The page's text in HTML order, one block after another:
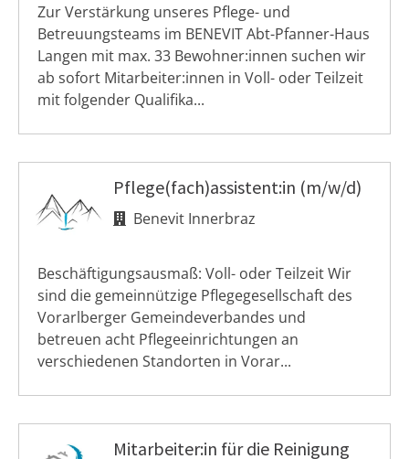
Zur Verstärkung unseres Pflege- und
Betreuungsteams im BENEVIT Abt-Pfanner-Haus
Langen mit max. 33 Bewohner:innen suchen wir
ab sofort Mitarbeiter:innen in Voll- oder Teilzeit
mit folgender Qualifika...
Pflege(fach)assistent:in (m/w/d)
Benevit Innerbraz
Beschäftigungsausmaß: Voll- oder Teilzeit Wir
sind die gemeinnützige Pflegegesellschaft des
Vorarlberger Gemeindeverbandes und
betreuen acht Pflegeeinrichtungen an
verschiedenen Standorten in Vorar...
Mitarbeiter:in für die Reinigung